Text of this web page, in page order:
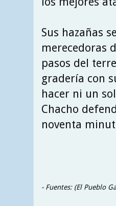
Sus hazañas
merecedoras
pasos del
gradería con
hacer ni un
Chacho
noventa
- Fuentes: (El Pueblo